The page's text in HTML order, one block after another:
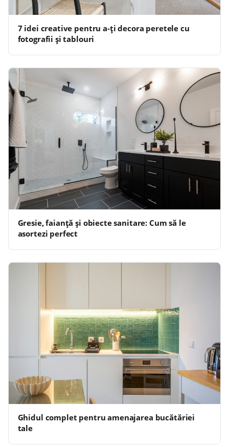
7 idei creative pentru a-ți decora peretele cu
fotografii și tablouri
Gresie, faianță și obiecte sanitare: Cum să le
asortezi perfect
Ghidul complet pentru amenajarea bucătăriei
tale